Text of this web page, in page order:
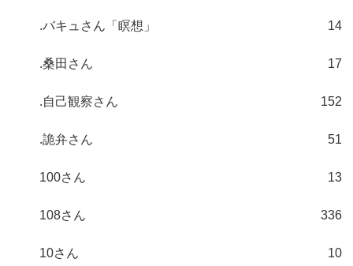
.バキュさん「瞑想」 14
.桑田さん 17
.自己観察さん 152
.詭弁さん 51
100さん 13
108さん 336
10さん 10